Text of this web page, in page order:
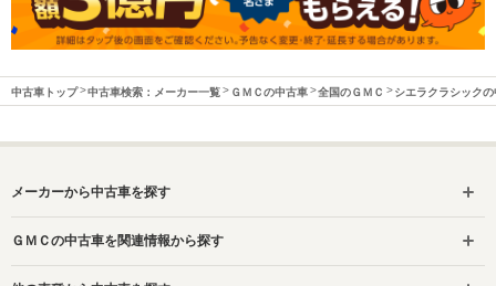
中古車トップ 中古車検索：メーカー一覧 ＧＭＣの中古車 全国のＧＭＣ シエラクラシック
メーカーから中古車を探す
ＧＭＣの中古車を関連情報から探す